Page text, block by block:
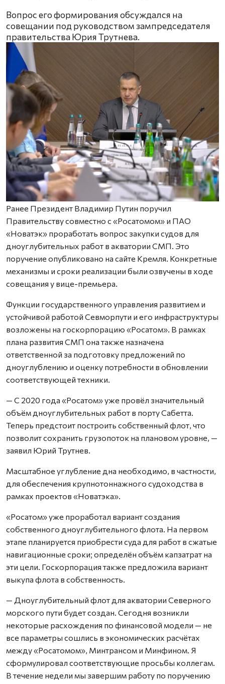
Вопрос его формирования обсуждался на
совещании под руководством зампредседателя
правительства Юрия Трутнева.
Ранее Президент Владимир Путин поручил
Правительству совместно с «Росатомом» и ПАО
«Новатэк» проработать вопрос закупки судов для
дноуглубительных работ в акватории СМП. Это
поручение опубликовано на сайте Кремля. Конкретные
механизмы и сроки реализации были озвучены в ходе
совещания у вице-премьера.
Функции государственного управления развитием и
устойчивой работой Севморпути и его инфраструктуры
возложены на госкорпорацию «Росатом». В рамках
плана развития СМП она также назначена
ответственной за подготовку предложений по
дноуглублению и оценку потребности в обновлении
соответствующей техники.
— С 2020 года «Росатом» уже провёл значительный
объём дноуглубительных работ в порту Сабетта.
Теперь предстоит построить собственный флот, что
позволит сохранить грузопоток на плановом уровне, —
заявил Юрий Трутнев.
Масштабное углубление дна необходимо, в частности,
для обеспечения крупнотоннажного судоходства в
рамках проектов «Новатэка».
«Росатом» уже проработал вариант создания
собственного дноуглубительного флота. На первом
этапе планируется приобрести суда для работ в сжатые
навигационные сроки; определён объём капзатрат на
эти цели. Госкорпорация также предложила вариант
выкупа флота в собственность.
— Дноуглубительный флот для акватории Северного
морского пути будет создан. Сегодня возникли
некоторые расхождения по финансовой модели — не
все параметры сошлись в экономических расчётах
между «Росатомом», Минтрансом и Минфином. Я
сформулировал соответствующие просьбы коллегам.
В течение недели мы завершим работу по поручению